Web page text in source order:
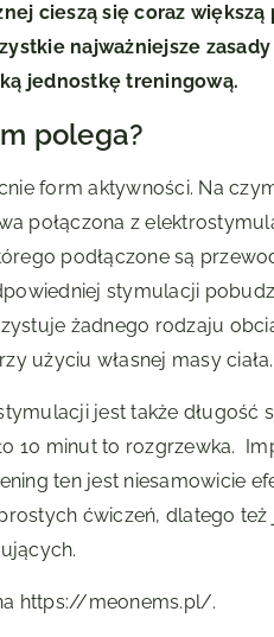
cieszą się coraz większą
najważniejsze
jednostkę treningową.
polega?
form aktywności. Na
połączona z
podłączone są
stymulacji
żadnego rodzaju
użyciu własnej masy ciała.
jest także długość
10 minut to rozgrzewka.
ten jest niesamowicie
ćwiczeń, dlatego też
https://meonems.pl/.